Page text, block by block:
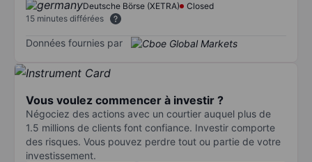
Deutsche Börse (XETRA)
Closed
15 minutes différées
Données fournies par
Vous voulez commencer à investir ?
Négociez des actions avec un courtier auquel plus de
1.5 millions de clients font confiance. Investir comporte
des risques. Vous pouvez perdre tout ou partie de votre
investissement.